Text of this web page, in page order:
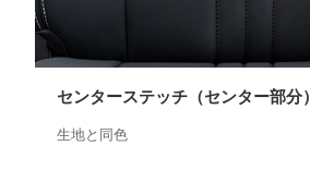
センターステッチ（センター部分）
生地と同色